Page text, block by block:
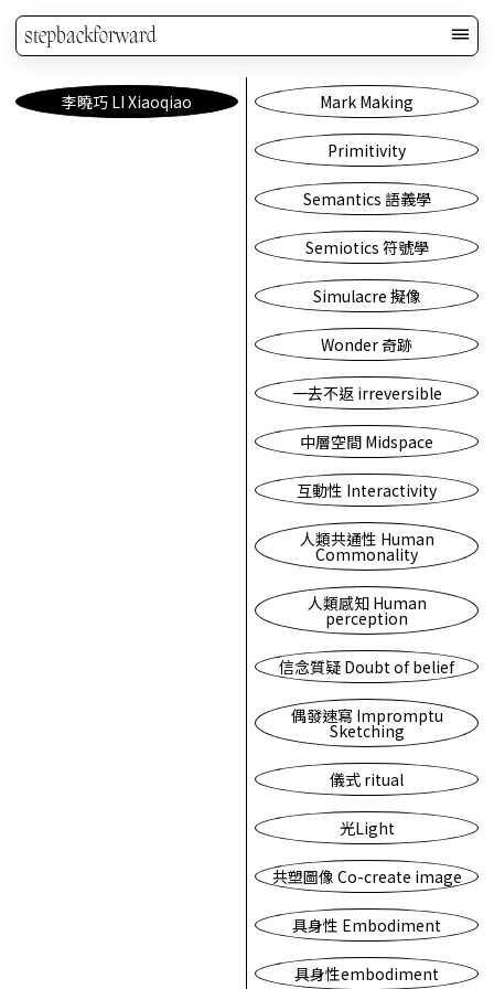
stepbackforward
Mark Making
Primitivity
Semantics 語義學
Semiotics 符號學
Simulacre 擬像
Wonder 奇跡
一去不返 irreversible
中層空間 Midspace
互動性 Interactivity
人類共通性 Human
Commonality
人類感知 Human
perception
信念質疑 Doubt of belief
偶發速寫 Impromptu
Sketching
儀式 ritual
光Light
共塑圖像 Co-create image
具身性 Embodiment
具身性embodiment
李曉巧 LI Xiaoqiao